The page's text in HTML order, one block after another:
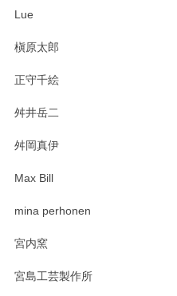
Lue
槇原太郎
正守千絵
舛井岳二
舛岡真伊
Max Bill
mina perhonen
宮内窯
宮島工芸製作所